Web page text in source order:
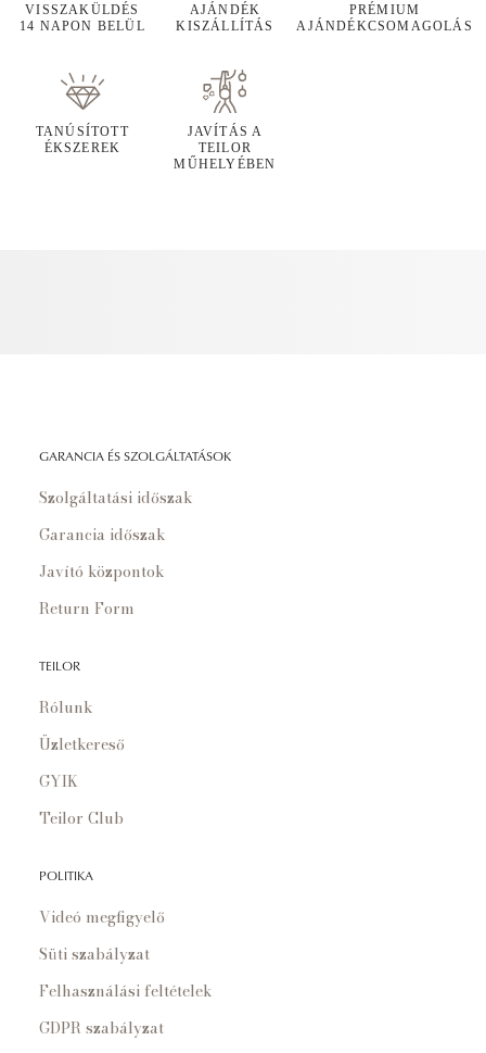
VISSZAKÜLDÉS
14 NAPON BELÜL
AJÁNDÉK
KISZÁLLÍTÁS
PRÉMIUM
AJÁNDÉKCSOMAGOLÁS
TANÚSÍTOTT
ÉKSZEREK
JAVÍTÁS A
TEILOR
MŰHELYÉBEN
GARANCIA ÉS SZOLGÁLTATÁSOK
Szolgáltatási időszak
Garancia időszak
Javító központok
Return Form
TEILOR
Rólunk
Üzletkereső
GYIK
Teilor Club
POLITIKA
Videó megfigyelő
Süti szabályzat
Felhasználási feltételek
GDPR szabályzat